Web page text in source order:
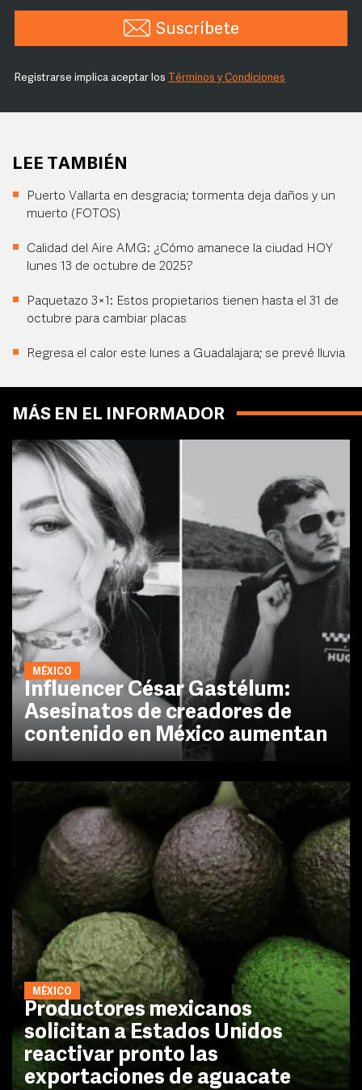
Suscríbete
Registrarse implica aceptar los Términos y Condiciones
LEE TAMBIÉN
Puerto Vallarta en desgracia; tormenta deja daños y un
muerto (FOTOS)
Calidad del Aire AMG: ¿Cómo amanece la ciudad HOY
lunes 13 de octubre de 2025?
Paquetazo 3×1: Estos propietarios tienen hasta el 31 de
octubre para cambiar placas
Regresa el calor este lunes a Guadalajara; se prevé lluvia
MÁS EN EL INFORMADOR
MÉXICO
Influencer César Gastélum:
Asesinatos de creadores de
contenido en México aumentan
MÉXICO
Productores mexicanos
solicitan a Estados Unidos
reactivar pronto las
exportaciones de aguacate